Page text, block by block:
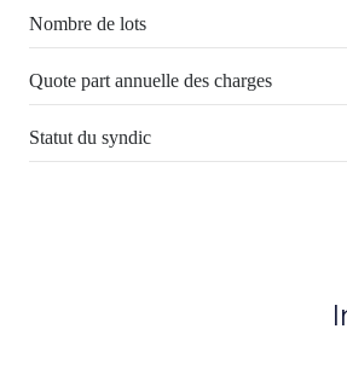
Nombre de lots
Quote part annuelle des charges
Statut du syndic